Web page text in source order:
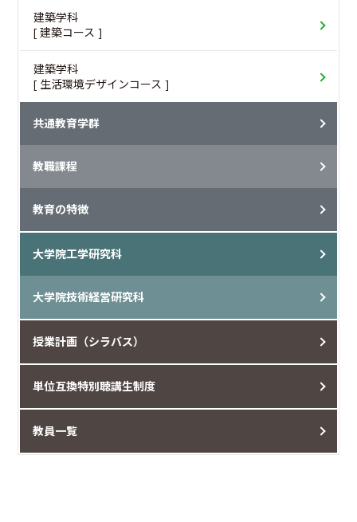
建築学科
[ 建築コース ]
建築学科
[ 生活環境デザインコース ]
共通教育学群
教職課程
教育の特徴
大学院工学研究科
大学院技術経営研究科
授業計画（シラバス）
単位互換特別聴講生制度
教員一覧